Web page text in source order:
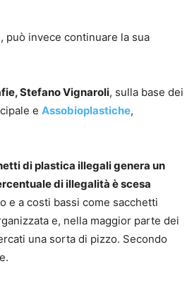
può invece continuare la sua
Stefano Vignaroli, sulla base dei
e Assobioplastiche,
di plastica illegali genera un
di illegalità è scesa
e a costi bassi come sacchetti
e, nella maggior parte dei
una sorta di pizzo. Secondo